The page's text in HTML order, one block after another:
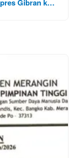
Gibran k…